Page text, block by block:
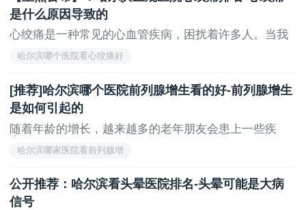
心肌缺血的人还应该要有充足的锻炼，选择适合自
之前要适当的进行热身，锻炼之后要进行适当的拉伸运
动，这样才可以在锻炼的时候，尽可能的减少受伤的风
险，也可以让身体有一个更好的适应。
上一页 无
是什么原因导致的
心绞痛是一种常见的心血管疾病，困扰着许多人。当我
哈尔滨哪个医院看心绞痛好
[推荐]哈尔滨哪个医院前列腺增生看的好-前列腺增生
是如何引起的
随着年龄的增长，越来越多的老年朋友会患上一些疾
哈尔滨哪家医院看前列腺增
公开推荐：哈尔滨看头晕医院排名-头晕可能是大病
信号